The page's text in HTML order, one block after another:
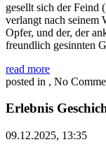
gesellt sich der Feind
verlangt nach seinem
Opfer, und der, der
freundlich gesinnten
read more
posted in , No
Erlebnis
09.12.2025, 13:35